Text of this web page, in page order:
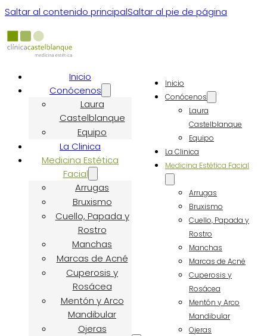
Saltar al contenido principalSaltar al pie de página
Inicio
Conócenos
Laura
Castelblanque
Equipo
La Clinica
Medicina Estética
Facial
Arrugas
Bruxismo
Cuello, Papada y
Rostro
Manchas
Marcas de Acné
Cuperosis y
Rosácea
Mentón y Arco
Mandibular
Ojeras
Inicio
Conócenos
Laura
Castelblanque
Equipo
La Clinica
Medicina Estética Facial
Arrugas
Bruxismo
Cuello, Papada y
Rostro
Manchas
Marcas de Acné
Cuperosis y
Rosácea
Mentón y Arco
Mandibular
Ojeras